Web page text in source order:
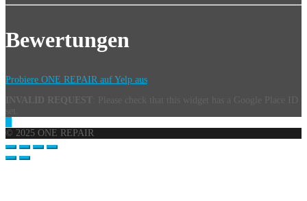
Bewertungen
Probiere ONE REPAIR auf Yelp aus
INVALID REQUEST
© 2025 ONE REPAIR